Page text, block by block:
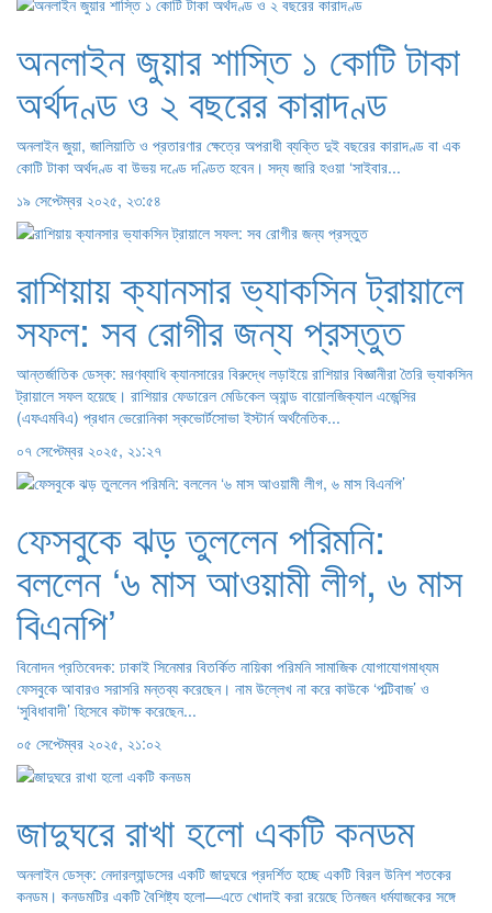
অনলাইন জুয়ার শাস্তি ১ কোটি টাকা
অর্থদণ্ড ও ২ বছরের কারাদণ্ড
অনলাইন জুয়া, জালিয়াতি ও প্রতারণার ক্ষেত্রে অপরাধী ব্যক্তি দুই বছরের কারাদণ্ড বা এক
কোটি টাকা অর্থদণ্ড বা উভয় দণ্ডে দণ্ডিত হবেন। সদ্য জারি হওয়া ‘সাইবার...
১৯ সেপ্টেম্বর ২০২৫, ২৩:৫৪
রাশিয়ায় ক্যানসার ভ্যাকসিন ট্রায়ালে
সফল: সব রোগীর জন্য প্রস্তুত
আন্তর্জাতিক ডেস্ক: মরণব্যাধি ক্যানসারের বিরুদ্ধে লড়াইয়ে রাশিয়ার বিজ্ঞানীরা তৈরি ভ্যাকসিন
ট্রায়ালে সফল হয়েছে। রাশিয়ার ফেডারেল মেডিকেল অ্যান্ড বায়োলজিক্যাল এজেন্সির
(এফএমবিএ) প্রধান ভেরোনিকা স্কভোর্টসোভা ইস্টার্ন অর্থনৈতিক...
০৭ সেপ্টেম্বর ২০২৫, ২১:২৭
ফেসবুকে ঝড় তুললেন পরিমনি:
বললেন ‘৬ মাস আওয়ামী লীগ, ৬ মাস
বিএনপি’
বিনোদন প্রতিবেদক: ঢাকাই সিনেমার বিতর্কিত নায়িকা পরিমনি সামাজিক যোগাযোগমাধ্যম
ফেসবুকে আবারও সরাসরি মন্তব্য করেছেন। নাম উল্লেখ না করে কাউকে ‘পল্টিবাজ’ ও
‘সুবিধাবাদী’ হিসেবে কটাক্ষ করেছেন...
০৫ সেপ্টেম্বর ২০২৫, ২১:০২
জাদুঘরে রাখা হলো একটি কনডম
অনলাইন ডেস্ক: নেদারল্যান্ডসের একটি জাদুঘরে প্রদর্শিত হচ্ছে একটি বিরল উনিশ শতকের
কনডম। কনডমটির একটি বৈশিষ্ট্য হলো—এতে খোদাই করা রয়েছে তিনজন ধর্মযাজকের সঙ্গে